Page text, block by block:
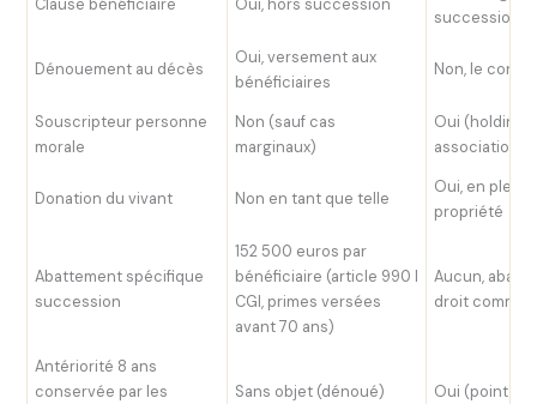
Clause bénéficiaire Oui, hors succession
succession
Dénouement au décès
Oui, versement aux
bénéficiaires
Non, le
Souscripteur personne
morale
Non (sauf cas
marginaux)
Oui (holding,
association)
Donation du vivant Non en tant que telle
Oui, en
propriété
Abattement spécifique
succession
152 500 euros par
bénéficiaire (article 990 I
CGI, primes versées
avant 70 ans)
Aucun,
droit commun
Antériorité 8 ans
conservée par les
Sans objet (dénoué) Oui (point